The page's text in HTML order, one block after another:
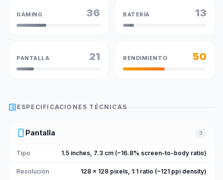
GAMING 36 BATERÍA 13
PANTALLA 21 RENDIMIENTO 50
list_alt ESPECIFICACIONES TÉCNICAS
smartphone Pantalla 3
Tipo 1.5 inches, 7.3 cm (~16.8% screen-to-body ratio)
Resolución 128 x 128 pixels, 1:1 ratio (~121 ppi density)